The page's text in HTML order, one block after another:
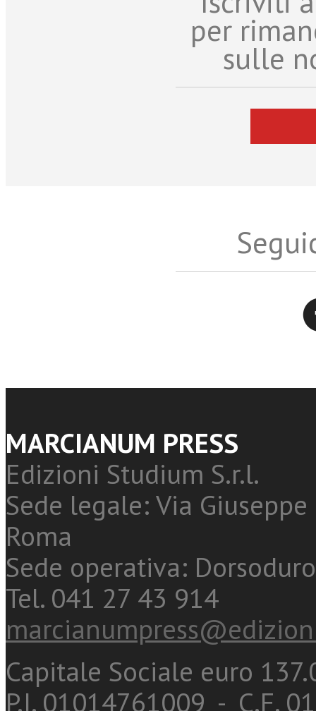
per
sulle
MARCIANUM PRESS
Edizioni Studium S.r.l.
Sede legale: Via
Roma
Sede operativa:
Tel. 041 27 43 914
Capitale Sociale euro
P.I. 01014761009 - C.F.